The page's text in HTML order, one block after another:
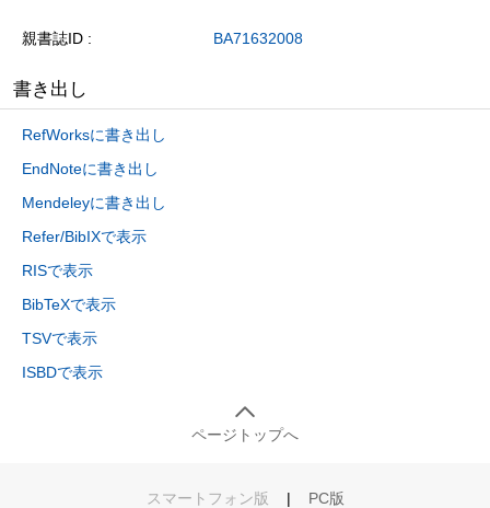
親書誌ID BA71632008
書き出し
RefWorksに書き出し
EndNoteに書き出し
Mendeleyに書き出し
Refer/BibIXで表示
RISで表示
BibTeXで表示
TSVで表示
ISBDで表示
ページトップへ
スマートフォン版 | PC版